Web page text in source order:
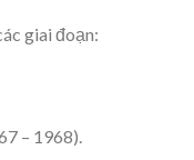
giai đoạn:
– 1968).